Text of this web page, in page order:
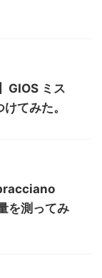
GIOS ミス
てみた。
を測ってみ